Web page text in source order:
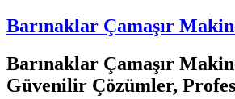
Barınaklar Çamaşır
Barınaklar Çamaşır
Güvenilir Çözümler,